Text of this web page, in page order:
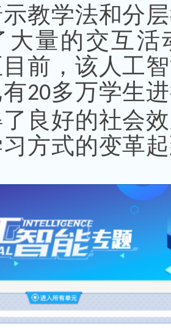
教学法和分
大量的交互活
前，该人工
20多万学生
良好的社会
方式的变革